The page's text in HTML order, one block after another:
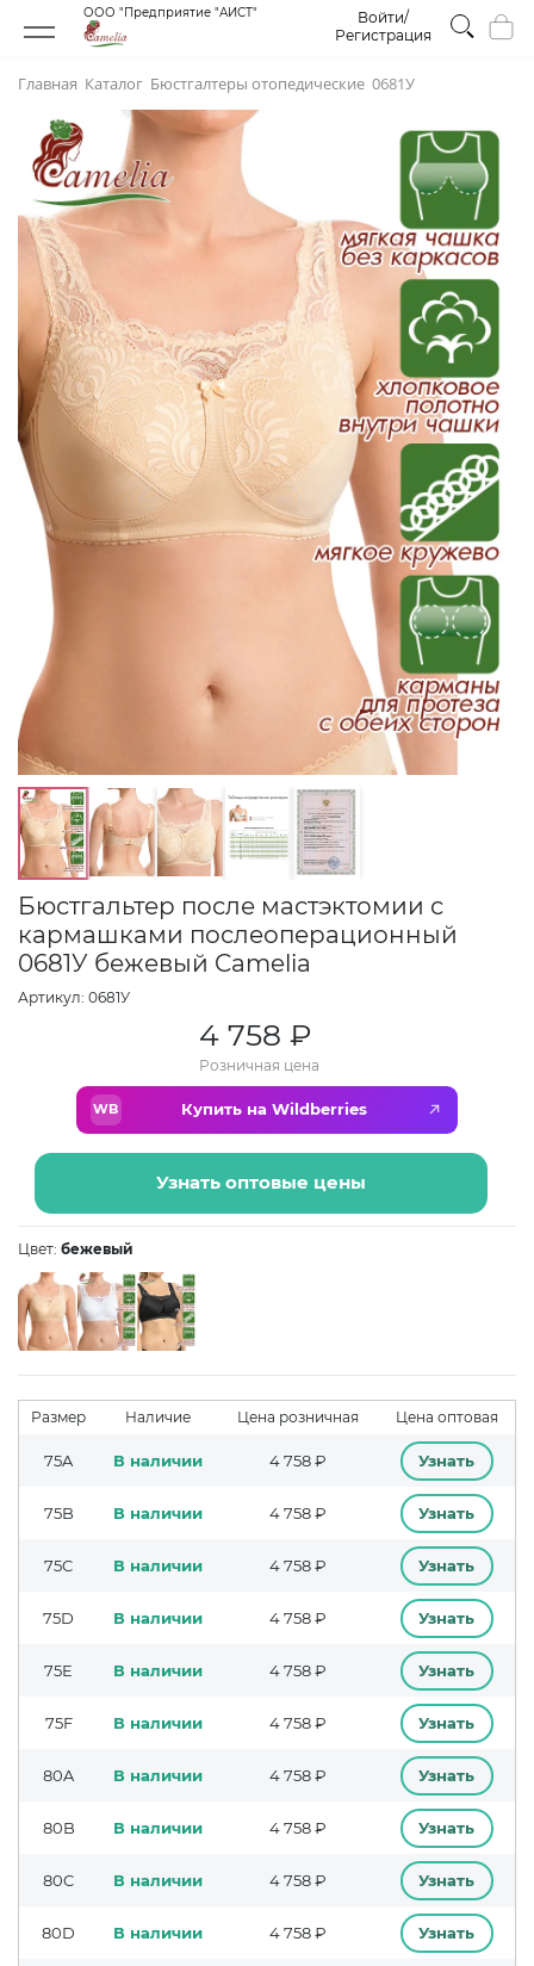
ООО "Предприятие "АИСТ"
Войти/
Регистрация
Главная Каталог Бюстгалтеры отопедическиe 0681У
Бюстгальтер после мастэктомии с
кармашками послеоперационный
0681У бежевый Camelia
Артикул: 0681У
4 758 ₽
Розничная цена
WB Купить на Wildberries
Узнать оптовые цены
Цвет: бежевый
Размер Наличие Цена розничная Цена оптовая
75A В наличии 4 758 ₽ Узнать
75B В наличии 4 758 ₽ Узнать
75C В наличии 4 758 ₽ Узнать
75D В наличии 4 758 ₽ Узнать
75E В наличии 4 758 ₽ Узнать
75F В наличии 4 758 ₽ Узнать
80A В наличии 4 758 ₽ Узнать
80B В наличии 4 758 ₽ Узнать
80C В наличии 4 758 ₽ Узнать
80D В наличии 4 758 ₽ Узнать